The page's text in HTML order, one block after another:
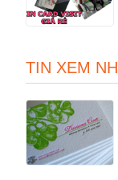
TIN XEM